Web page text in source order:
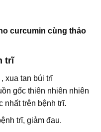
curcumin cùng thảo
trĩ
xua tan búi trĩ
gốc thiên nhiên nhiên
nhất trên bệnh trĩ.
trĩ, giảm đau.